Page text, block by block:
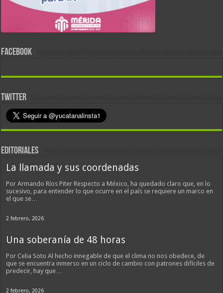
FACEBOOK
TWITTER
EDITORIALES
La llamada y sus coordenadas
Por Armando Ríos Piter Respecto a México, ha quedado claro que, en lo
sucesivo, para entender lo que ocurre en el país se requiere un marco en
el que se…
2 febrero, 2026
Una soberanía de 48 horas
Por Celia Soto Al hecho innegable de que el clima no nos obedece, de
que se encuentra inmerso en un ciclo de cambio con patrones difíciles de
predecir, hay que…
2 febrero, 2026